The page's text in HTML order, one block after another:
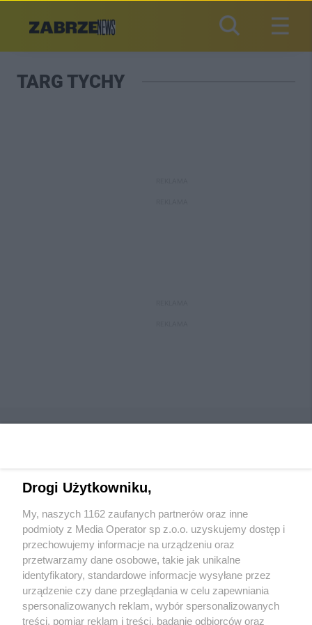
TARG TYCHY
Wydawca mediów
Nie zapomnij
zapoznać się z:
polityką prywatności regulamin korzystania z portali
Twojemiasto Skontaktuj sięz nami
Drogi Użytkowniku,
My, naszych 1162 zaufanych partnerów oraz inne
podmioty z Media Operator sp z.o.o. uzyskujemy dostęp i
przechowujemy informacje na urządzeniu oraz
przetwarzamy dane osobowe, takie jak unikalne
identyfikatory, standardowe informacje wysyłane przez
urządzenie czy dane przeglądania w celu zapewniania
spersonalizowanych reklam, wybór spersonalizowanych
treści, pomiar reklam i treści, badanie odbiorców oraz